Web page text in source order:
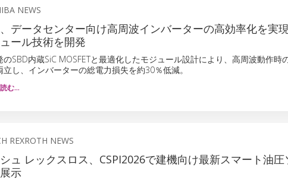
NEWS
データセンター向け高周波インバーターの高効率化を実
ール技術を開発
のSBD内蔵SiC MOSFETと最適化したモジュール設計により、高周波動作時
立し、インバーターの総電力損失を約30％低減。
む…
REXROTH NEWS
ュ レックスロス、CSPI2026で建機向け最新スマート油圧
示